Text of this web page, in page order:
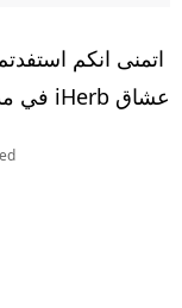
اتمنى انكم
عشاق iHerb في مدونة (موقع اي هيرب بالعربي) للمزيد!